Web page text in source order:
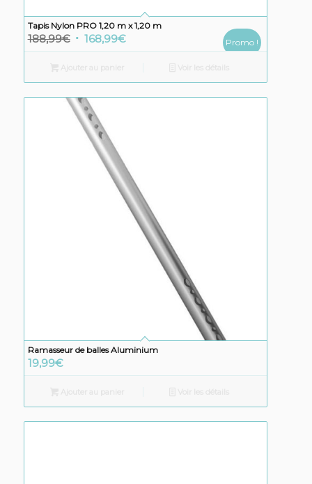
Tapis Nylon PRO 1,20 m x 1,20 m
188,99€ Le
prix
188,99€.
168,99€Le
prix
Promo !
Ramasseur de balles Aluminium
19,99€